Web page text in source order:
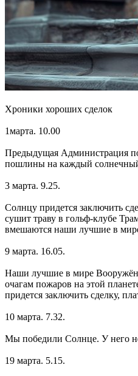
Хроники хороших сделок
1марта. 10.00
Предыдущая Администрация
пошлины на каждый
3 марта. 9.25.
Солнцу придется заключить
сушит траву в гольф-клубе
вмешаются наши лучшие в
9 марта. 16.05.
Наши лучшие в мире
очагам пожаров на этой
придется заключить сделку,
10 марта. 7.32.
Мы победили Солнце. У него
19 марта. 5.15.